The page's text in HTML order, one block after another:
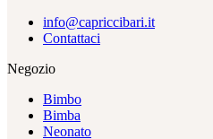
info@capriccibari.it
Contattaci
Negozio
Bimbo
Bimba
Neonato